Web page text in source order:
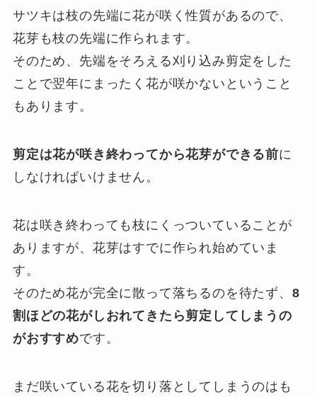
サツキは枝の先端に花が咲く性質があるので、
花芽も枝の先端に作られます。
そのため、先端をそろえる刈り込み剪定をした
ことで翌年にまったく花が咲かないということ
もあります。
剪定は花が咲き終わってから花芽ができる前に
しなければいけません。
花は咲き終わっても枝にくっついていることが
ありますが、花芽はすでに作られ始めていま
す。
そのため花が完全に散って落ちるのを待たず、 8
割ほどの花がしおれてきたら剪定してしまうの
がおすすめです。
まだ咲いている花を切り落としてしまうのはも